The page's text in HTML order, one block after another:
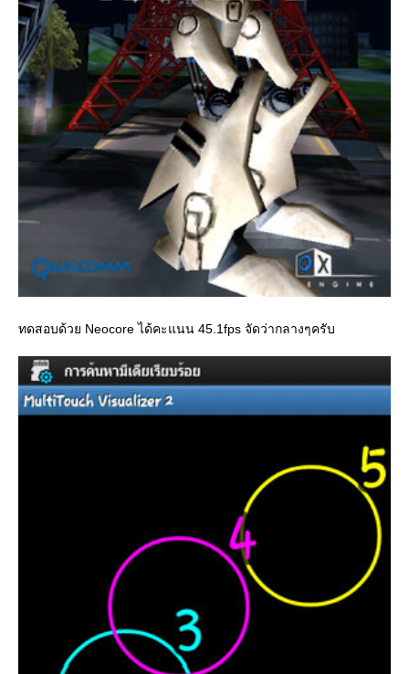
ทดสอบด้วย Neocore ได้คะแนน 45.1fps จัดว่ากลางๆครับ